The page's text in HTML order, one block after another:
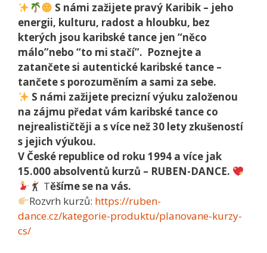
S námi zažijete pravý Karibik – jeho
energii, kulturu, radost a hloubku, bez
kterých jsou karibské tance jen “něco
málo”nebo “to mi stačí”. Poznejte a
zatančete si autentické karibské tance –
tančete s porozuměním a sami za sebe.
S námi zažijete precizní výuku založenou
na zájmu předat vám karibské tance co
nejrealističtěji a s více než 30 lety zkušeností
s jejich výukou.
V České republice od roku 1994 a více jak
15.000 absolventů kurzů – RUBEN-DANCE.
Těšíme se na vás.
Rozvrh kurzů: https://ruben-
dance.cz/kategorie-produktu/planovane-kurzy-
cs/